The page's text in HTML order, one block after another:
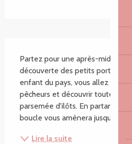
Partez pour une après-midi à
découverte des petits ports
enfant du pays, vous allez
pêcheurs et découvrir toute la
parsemée d'ilôts. En partant de
boucle vous amènera jusqu’à Port...
Lire la suite